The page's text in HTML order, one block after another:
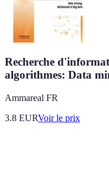
Recherche
algorithmes: Data
Ammareal FR
3.8 EURVoir le prix